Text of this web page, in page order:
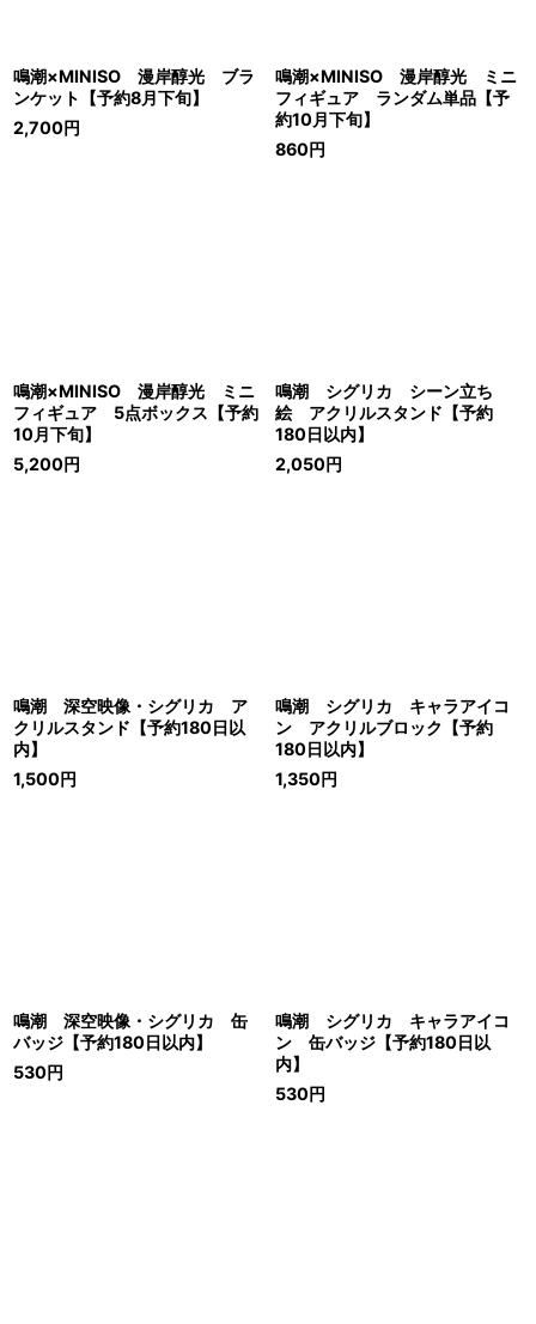
鳴潮×MINISO 漫岸醇光 ブラ
ンケット【予約8月下旬】
2,700円
鳴潮×MINISO 漫岸醇光 ミニ
フィギュア ランダム単品【予
約10月下旬】
860円
鳴潮×MINISO 漫岸醇光 ミニ
フィギュア 5点ボックス【予約
10月下旬】
5,200円
鳴潮 シグリカ シーン立ち
絵 アクリルスタンド【予約
180日以内】
2,050円
鳴潮 深空映像・シグリカ ア
クリルスタンド【予約180日以
内】
1,500円
鳴潮 シグリカ キャラアイコ
ン アクリルブロック【予約
180日以内】
1,350円
鳴潮 深空映像・シグリカ 缶
バッジ【予約180日以内】
530円
鳴潮 シグリカ キャラアイコ
ン 缶バッジ【予約180日以
内】
530円